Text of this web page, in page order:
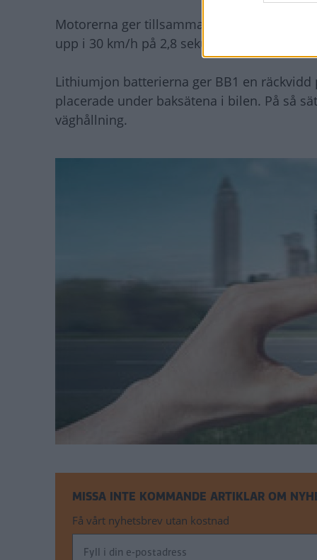
Motorerna ger tillsammans 15 kW (20 hk),
upp i 30 km/h på 2,8 sekunder och 30 till
Lithiumjon batterierna ger BB1 en
placerade under baksätena i bilen. På så
väghållning.
MISSA INTE KOMMANDE ARTIKLAR OM
Få vårt nyhetsbrev utan kostnad